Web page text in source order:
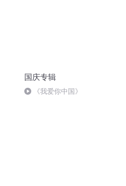
国庆专辑
《我爱你中国》